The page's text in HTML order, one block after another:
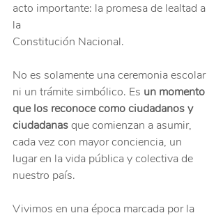
acto importante: la promesa de lealtad a
la
Constitución Nacional.
No es solamente una ceremonia escolar
ni un trámite simbólico. Es un momento
que los reconoce como ciudadanos y
ciudadanas que comienzan a asumir,
cada vez con mayor conciencia, un
lugar en la vida pública y colectiva de
nuestro país.
Vivimos en una época marcada por la